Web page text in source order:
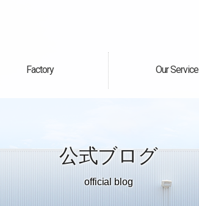
Factory
自社工場 Our Service
サービス案内
公式ブログ
official blog